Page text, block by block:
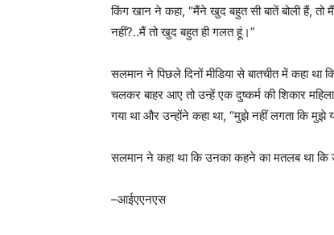
किंग खान ने कहा, “मैंने खुद बहुत सी बातें बोली हैं, तो
नहीं?..मैं तो खुद बहुत ही गलत हूं।”
सलमान ने पिछले दिनों मीडिया से बातचीत में कहा
चलकर बाहर आए तो उन्हें एक दुष्कर्म की शिकार
गया था और उन्होंने कहा था, “मुझे नहीं लगता कि मुझे
सलमान ने कहा था कि उनका कहने का मतलब था कि
–आईएएनएस